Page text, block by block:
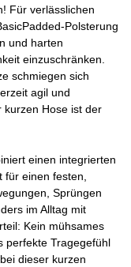
Für verlässlichen
Polsterung
und harten
einzuschränken.
schmiegen sich
agil und
kurzen Hose ist der
einen integrierten
einen festen,
Sprüngen
im Alltag mit
Kein mühsames
perfekte Tragegefühl
dieser kurzen